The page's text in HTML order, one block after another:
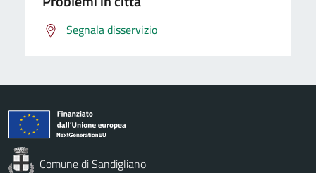
Segnala disservizio
Comune di Sandigliano